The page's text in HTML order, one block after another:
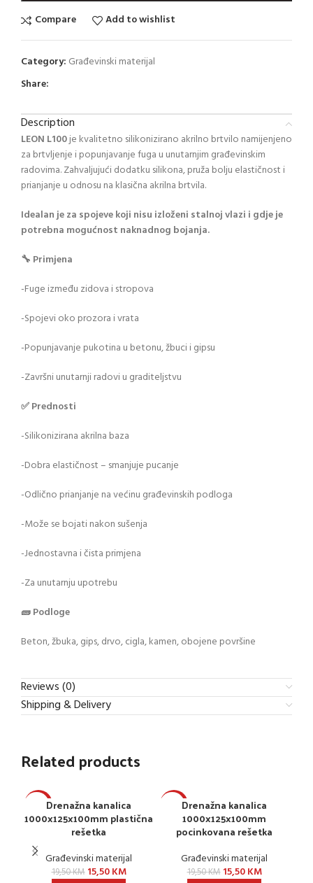
Compare
Add to wishlist
Category: Građevinski materijal
Share:
Description
LEON L100je kvalitetno silikonizirano akrilno brtvilo namijenjeno
za brtvljenje i popunjavanje fuga u unutarnjim građevinskim
radovima. Zahvaljujući dodatku silikona, pruža bolju elastičnost i
prianjanje u odnosu na klasična akrilna brtvila.
Idealan je za spojeve koji nisu izloženi stalnoj vlazi i gdje je
potrebna mogućnost naknadnog bojanja.
🔧 Primjena
-Fuge između zidova i stropova
-Spojevi oko prozora i vrata
-Popunjavanje pukotina u betonu, žbuci i gipsu
-Završni unutarnji radovi u graditeljstvu
✅ Prednosti
-Silikonizirana akrilna baza
-Dobra elastičnost – smanjuje pucanje
-Odlično prianjanje na većinu građevinskih podloga
-Može se bojati nakon sušenja
-Jednostavna i čista primjena
-Za unutarnju upotrebu
🧱 Podloge
Beton, žbuka, gips, drvo, cigla, kamen, obojene površine
Reviews (0)
Shipping & Delivery
Related products
Drenažna kanalica
1000x125x100mm plastična
rešetka
Građevinski materijal
19,50KM 15,50KM
Drenažna kanalica
1000x125x100mm
pocinkovana rešetka
Građevinski materijal
19,50KM 15,50KM